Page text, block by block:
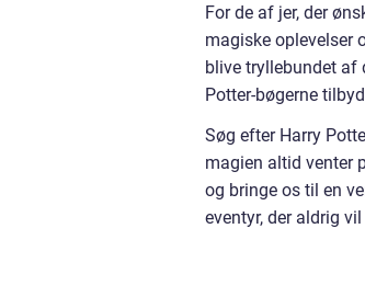
For de af jer, der
magiske oplevelser
blive tryllebundet af
Potter-bøgerne
Søg efter Harry
magien altid venter
og bringe os til en
eventyr, der aldrig